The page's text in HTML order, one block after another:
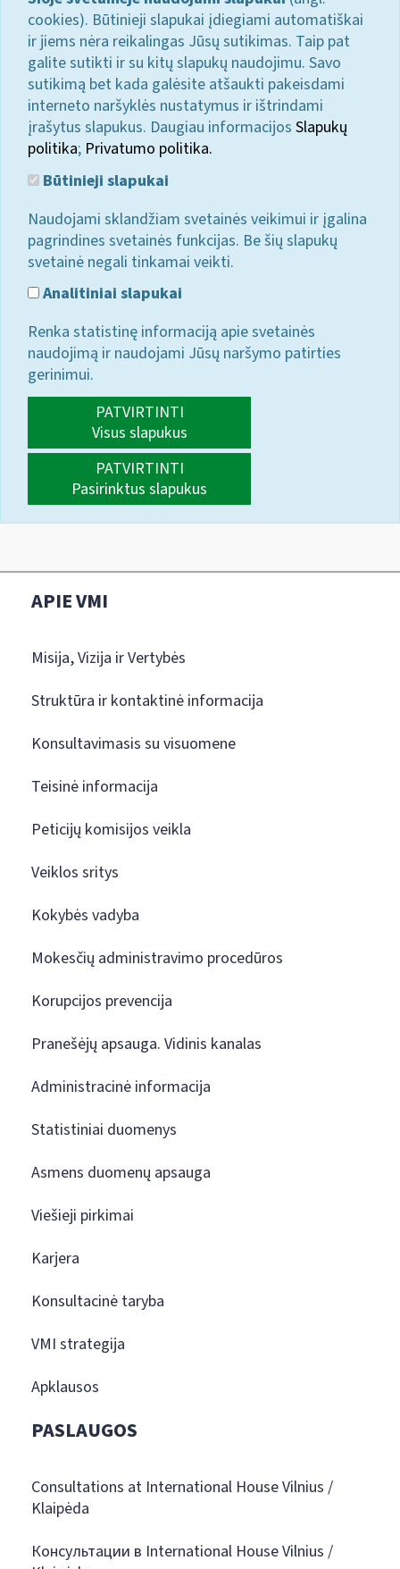
cookies). Būtinieji slapukai įdiegiami automatiškai
ir jiems nėra reikalingas Jūsų sutikimas. Taip pat
galite sutikti ir su kitų slapukų naudojimu. Savo
sutikimą bet kada galėsite atšaukti pakeisdami
interneto naršyklės nustatymus ir ištrindami
įrašytus slapukus. Daugiau informacijos Slapukų
politika; Privatumo politika.
Būtinieji slapukai
Naudojami sklandžiam svetainės veikimui ir įgalina
pagrindines svetainės funkcijas. Be šių slapukų
svetainė negali tinkamai veikti.
Analitiniai slapukai
Renka statistinę informaciją apie svetainės
naudojimą ir naudojami Jūsų naršymo patirties
gerinimui.
PATVIRTINTI
Visus slapukus
PATVIRTINTI
Pasirinktus slapukus
APIE VMI
Misija, Vizija ir Vertybės
Struktūra ir kontaktinė informacija
Konsultavimasis su visuomene
Teisinė informacija
Peticijų komisijos veikla
Veiklos sritys
Kokybės vadyba
Mokesčių administravimo procedūros
Korupcijos prevencija
Pranešėjų apsauga. Vidinis kanalas
Administracinė informacija
Statistiniai duomenys
Asmens duomenų apsauga
Viešieji pirkimai
Karjera
Konsultacinė taryba
VMI strategija
Apklausos
PASLAUGOS
Consultations at International House Vilnius /
Klaipėda
Консультации в International House Vilnius /